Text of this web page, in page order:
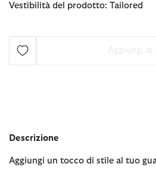
Vestibilità del prodotto: Tailored
Descrizione
Aggiungi un tocco di stile al tuo